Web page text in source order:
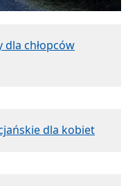
chłopców
dla kobiet